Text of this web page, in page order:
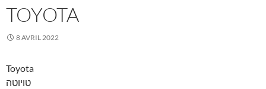
TOYOTA
8 AVRIL 2022
Toyota
טויוטה